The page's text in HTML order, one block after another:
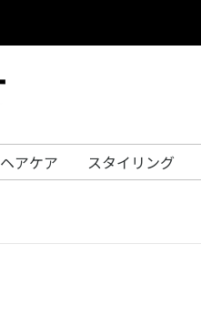
ヘアケア スタイリング